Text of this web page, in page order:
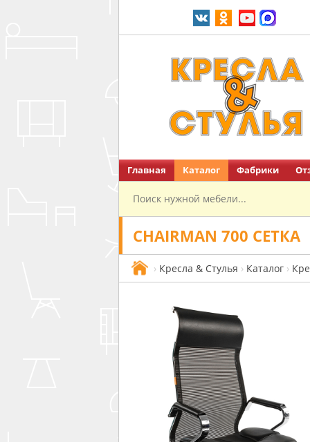
Главная Каталог Фабрики
CHAIRMAN 700 СЕТКА
› Кресла & Стулья › Каталог ›